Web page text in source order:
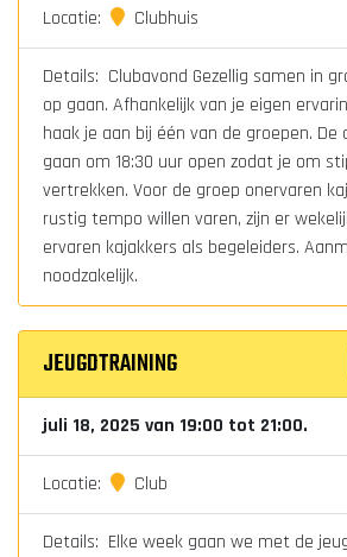
Locatie: Clubhuis
Details: Clubavond Gezellig samen in
op gaan. Afhankelijk van je eigen
haak je aan bij één van de groepen. De
gaan om 18:30 uur open zodat je om
vertrekken. Voor de groep onervaren
rustig tempo willen varen, zijn er
ervaren kajakkers als begeleiders.
noodzakelijk.
JEUGDTRAINING
juli 18, 2025 van 19:00 tot 21:00.
Locatie: Club
Details: Elke week gaan we met de